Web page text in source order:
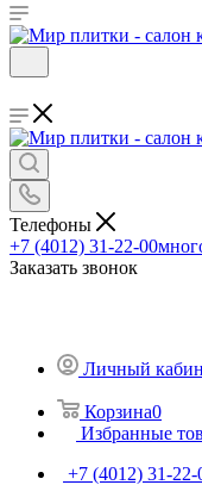
Телефоны
+7 (4012) 31-22-00
Заказать звонок
Личный
Корзина0
Избранные
+7 (4012) 31-22-